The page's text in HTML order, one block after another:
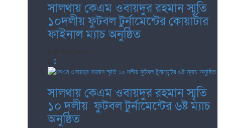
সালথায় কেএম ওবায়দুর রহমান স্মৃতি
১০দলীয় ফুটবল টুর্নামেন্টের কোয়ার্টার
ফাইনাল ম্যাচ অনুষ্ঠিত
0
সালথায় কেএম ওবায়দুর রহমান স্মৃতি
১০ দলীয় ফুটবল টুর্নামেন্টের ৬ষ্ট ম্যাচ
অনুষ্ঠিত